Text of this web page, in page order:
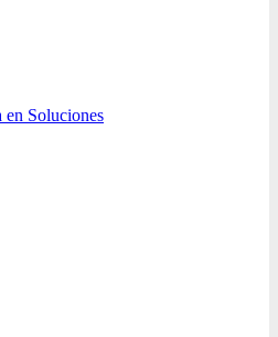
en Soluciones